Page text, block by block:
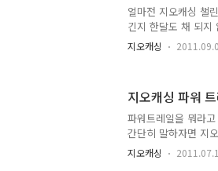
얼마전 지오캐싱 챌
긴지 한달도 채 되지
아무래도 다른 단어
챌린지이란 제가 예
사진을 찍는 것이 대
악산 꼭대기에서 노
지금은 만들 수 없지
지오캐싱
지오캐싱 파워
파워트레일을 뭐라
간단히 말하자면 지
곳이라고 생각하시
소개시켜 드리는 게
지오캐싱